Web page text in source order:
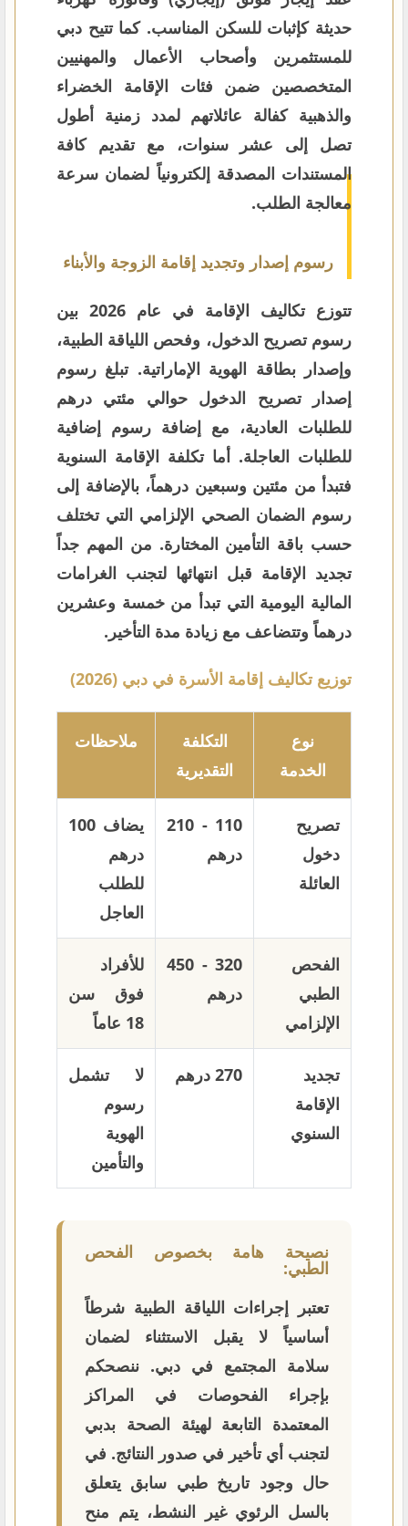
حديثة كإثبات للسكن المناسب. كما تتيح دبي
للمستثمرين وأصحاب الأعمال والمهنيين
المتخصصين ضمن فئات الإقامة الخضراء
والذهبية كفالة عائلاتهم لمدد زمنية أطول
تصل إلى عشر سنوات، مع تقديم كافة
المستندات المصدقة إلكترونياً لضمان سرعة
معالجة الطلب.
رسوم إصدار وتجديد إقامة الزوجة والأبناء
تتوزع تكاليف الإقامة في عام 2026 بين
رسوم تصريح الدخول، وفحص اللياقة الطبية،
وإصدار بطاقة الهوية الإماراتية. تبلغ رسوم
إصدار تصريح الدخول حوالي مئتي درهم
للطلبات العادية، مع إضافة رسوم إضافية
للطلبات العاجلة. أما تكلفة الإقامة السنوية
فتبدأ من مئتين وسبعين درهماً، بالإضافة إلى
رسوم الضمان الصحي الإلزامي التي تختلف
حسب باقة التأمين المختارة. من المهم جداً
تجديد الإقامة قبل انتهائها لتجنب الغرامات
المالية اليومية التي تبدأ من خمسة وعشرين
درهماً وتتضاعف مع زيادة مدة التأخير.
توزيع تكاليف إقامة الأسرة في دبي (2026)
نوع
الخدمة
التكلفة
التقديرية
ملاحظات
تصريح
دخول
العائلة
110 - 210
درهم
يضاف 100
درهم
للطلب
العاجل
الفحص
الطبي
الإلزامي
320 - 450
درهم
للأفراد
فوق سن
18 عاماً
تجديد
الإقامة
السنوي
270 درهم
لا تشمل
رسوم
الهوية
والتأمين
نصيحة هامة بخصوص الفحص
الطبي:
تعتبر إجراءات اللياقة الطبية شرطاً
أساسياً لا يقبل الاستثناء لضمان
سلامة المجتمع في دبي. ننصحكم
بإجراء الفحوصات في المراكز
المعتمدة التابعة لهيئة الصحة بدبي
لتجنب أي تأخير في صدور النتائج. في
حال وجود تاريخ طبي سابق يتعلق
بالسل الرئوي غير النشط، يتم منح